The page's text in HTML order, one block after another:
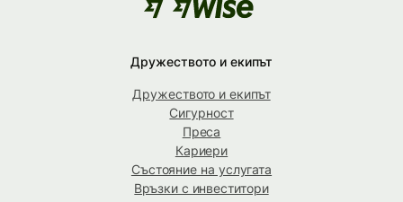
Дружеството и екипът
Дружеството и екипът
Сигурност
Преса
Кариери
Състояние на услугата
Връзки с инвеститори